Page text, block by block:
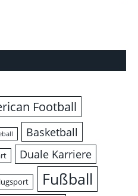
Football
Basketball
Duale Karriere
Fußball